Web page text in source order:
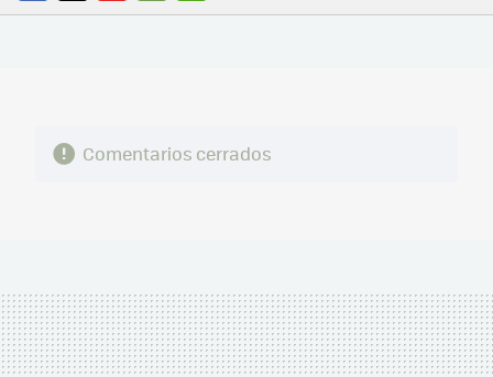
FACEBOOK
TWITTERFLIPBOARD
E-
WHATSAPP
Comentarios cerrados